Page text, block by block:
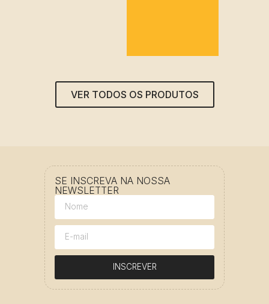
VER TODOS OS PRODUTOS
SE INSCREVA NA NOSSA
NEWSLETTER
INSCREVER